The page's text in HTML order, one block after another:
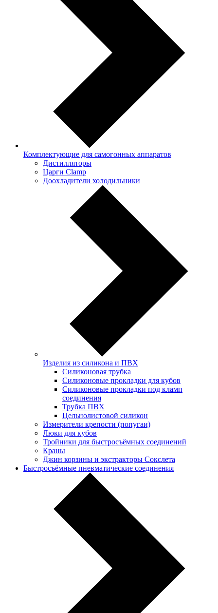
Комплектующие для самогонных аппаратов
Дистилляторы
Царги Clamp
Доохладители холодильники
Изделия из силикона и ПВХ
Силиконовая трубка
Силиконовые прокладки для кубов
Силиконовые прокладки под кламп
соединения
Трубка ПВХ
Цельнолистовой силикон
Измерители крепости (попугаи)
Люки для кубов
Тройники для быстросъёмных соединений
Краны
Джин корзины и экстракторы Сокслета
Быстросъёмные пневматические соединения